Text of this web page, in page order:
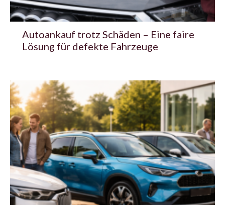
Autoankauf trotz Schäden – Eine faire
Lösung für defekte Fahrzeuge